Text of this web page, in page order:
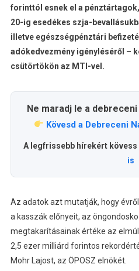
forinttól esnek el a
20-ig esedékes szja-
illetve egészségpénztári
adókedvezmény igényléséről –
csütörtökön az MTI-vel.
Ne maradj le a
Kövesd a Debreceni
A legfrissebb hírekért kövess
is
Az adatok azt mutatják, hogy
a kasszák előnyeit, az
megtakarításainak értéke az
2,5 ezer milliárd forintos
Mohr Lajost, az ÖPOSZ elnökét.